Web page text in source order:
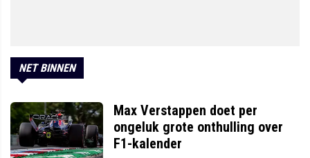
NET BINNEN
Max Verstappen doet per
ongeluk grote onthulling over
F1-kalender